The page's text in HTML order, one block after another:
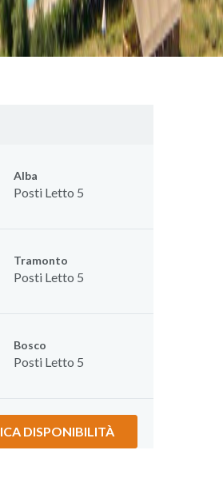
Alba
Posti Letto 5
Tramonto
Posti Letto 5
Bosco
Posti Letto 5
DISPONIBILITÀ